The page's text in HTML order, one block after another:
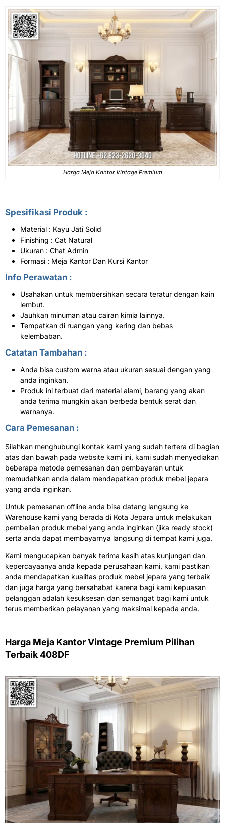
Harga Meja Kantor Vintage Premium
Spesifikasi Produk :
Material : Kayu Jati Solid
Finishing : Cat Natural
Ukuran : Chat Admin
Formasi : Meja Kantor Dan Kursi Kantor
Info Perawatan :
Usahakan untuk membersihkan secara teratur dengan kain
lembut.
Jauhkan minuman atau cairan kimia lainnya.
Tempatkan di ruangan yang kering dan bebas
kelembaban.
Catatan Tambahan :
Anda bisa custom warna atau ukuran sesuai dengan yang
anda inginkan.
Produk ini terbuat dari material alami, barang yang akan
anda terima mungkin akan berbeda bentuk serat dan
warnanya.
Cara Pemesanan :
Silahkan menghubungi kontak kami yang sudah tertera di bagian
atas dan bawah pada website kami ini, kami sudah menyediakan
beberapa metode pemesanan dan pembayaran untuk
memudahkan anda dalam mendapatkan produk mebel jepara
yang anda inginkan.
Untuk pemesanan offline anda bisa datang langsung ke
Warehouse kami yang berada di Kota Jepara untuk melakukan
pembelian produk mebel yang anda inginkan (jika ready stock)
serta anda dapat membayarnya langsung di tempat kami juga.
Kami mengucapkan banyak terima kasih atas kunjungan dan
kepercayaanya anda kepada perusahaan kami, kami pastikan
anda mendapatkan kualitas produk mebel jepara yang terbaik
dan juga harga yang bersahabat karena bagi kami kepuasan
pelanggan adalah kesuksesan dan semangat bagi kami untuk
terus memberikan pelayanan yang maksimal kepada anda.
Harga Meja Kantor Vintage Premium Pilihan
Terbaik 408DF